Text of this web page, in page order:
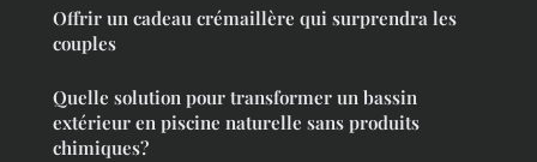
Offrir un cadeau crémaillère qui surprendra les
couples
Quelle solution pour transformer un bassin
extérieur en piscine naturelle sans produits
chimiques?